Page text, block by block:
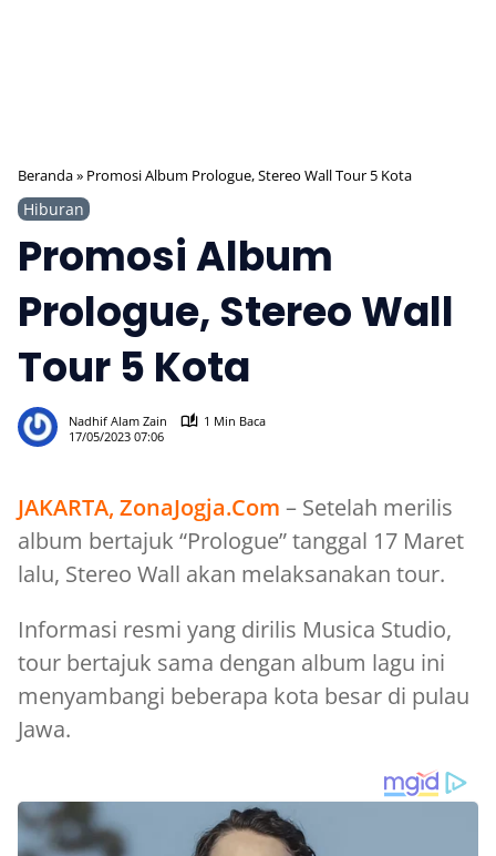
Beranda» Promosi Album Prologue, Stereo Wall Tour 5 Kota
Hiburan
Promosi Album
Prologue, Stereo Wall
Tour 5 Kota
Nadhif Alam Zain
1 Min Baca
17/05/2023 07:06
JAKARTA, ZonaJogja.Com – Setelah merilis
album bertajuk “Prologue” tanggal 17 Maret
lalu, Stereo Wall akan melaksanakan tour.
Informasi resmi yang dirilis Musica Studio,
tour bertajuk sama dengan album lagu ini
menyambangi beberapa kota besar di pulau
Jawa.